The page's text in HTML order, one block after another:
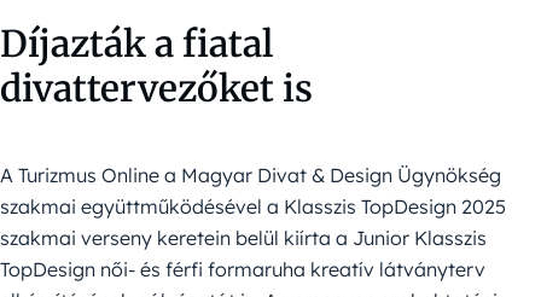
Díjazták a fiatal
divattervezőket is
A Turizmus Online a Magyar Divat & Design Ügynökség
szakmai együttműködésével a Klasszis TopDesign 2025
szakmai verseny keretein belül kiírta a Junior Klasszis
TopDesign női- és férfi formaruha kreatív látványterv